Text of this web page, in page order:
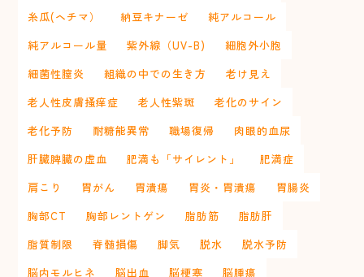
糸瓜(ヘチマ）
納豆キナーゼ
純アルコール
純アルコール量
紫外線（UV-B)
細胞外小胞
細菌性膣炎
組織の中での生き方
老け見え
老人性皮膚掻痒症
老人性紫斑
老化のサイン
老化予防
耐糖能異常 職場復帰
肉眼的血尿
肝臓脾臓の虚血
肥満も「サイレント」
肥満症
肩こり
胃がん 胃潰瘍 胃炎・胃潰瘍
胃腸炎
胸部CT
胸部レントゲン 脂肪筋
脂肪肝
脂質制限
脊髄損傷 脚気 脱水
脱水予防
脳内モルヒネ
脳出血 脳梗塞
脳腫瘍